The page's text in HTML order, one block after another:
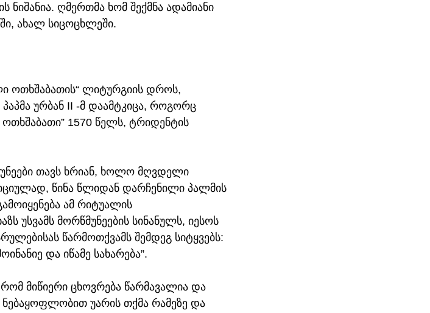
ნიშანია. ღმერთმა ხომ შექმნა ადამიანი
ახალ სიცოცხლეში.
ოთხშაბათის“ ლიტურგიის დროს,
ურბან II -მ დაამტკიცა, როგორც
1570 წელს, ტრიდენტის
თავს ხრიან, ხოლო მღვდელი
წინა წლიდან დარჩენილი პალმის
ამ რიტუალის
უსვამს მორწმუნეების სინანულს, იესოს
წარმოთქვამს შემდეგ სიტყვებს:
და იწამე სახარება”.
რომ მიწიერი ცხოვრება წარმავალია და
უარის თქმა რამეზე და